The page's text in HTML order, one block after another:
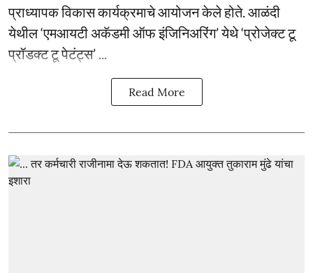
प्राध्यापक विकास कार्यक्रमाचे आयोजन केले होते. आळंदी
येथील ‘एमआयटी अकॅडमी ऑफ इंजिनिअरिंग’ येथे ‘प्रोजेक्ट टू
प्रॉडक्ट टू पेटंट्स’ ...
Read More